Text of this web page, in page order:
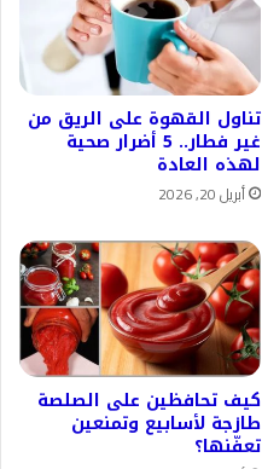
تناول القهوة على الريق من
غير فطار.. 5 أضرار صحية
لهذه العادة
أبريل 20, 2026
كيف تحافظين على الصلصة
طازجة لأسابيع وتمنعين
تعفّنها؟